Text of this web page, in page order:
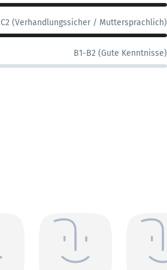
C2 (Verhandlungssicher / Muttersprachlich)
B1-B2 (Gute Kenntnisse)